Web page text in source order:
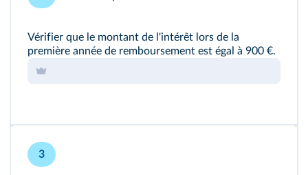
Vérifier que le montant de l'intérêt lors de la
première année de remboursement est égal à 900 €.
3